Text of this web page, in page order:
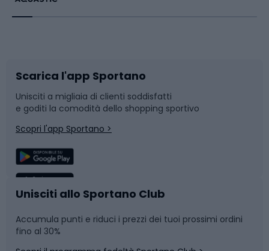
Bushcraft
Corsa
Sport di squadra
Caschi da ciclismo
Skitouring
Slitte e slittini
Snowboard
Camminata nordica
Nuoto
Pattinaggio
Scarica l'app Sportano
Unisciti a migliaia di clienti soddisfatti
e goditi la comodità dello shopping sportivo
Scopri l'app Sportano >
Unisciti allo Sportano Club
Accumula punti e riduci i prezzi dei tuoi prossimi ordini
fino al 30%